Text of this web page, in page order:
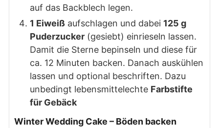
auf das Backblech legen.
1 Eiweißaufschlagen und dabei 125 g
Puderzucker(gesiebt) einrieseln lassen.
Damit die Sterne bepinseln und diese für
ca. 12 Minuten backen. Danach auskühlen
lassen und optional beschriften. Dazu
unbedingt lebensmittelechte Farbstifte
für Gebäck
Winter Wedding Cake – Böden backen